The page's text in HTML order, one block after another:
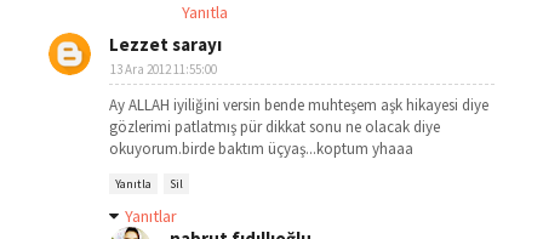
Yanıtla
Lezzet sarayı
13 Ara 2012 11:55:00
Ay ALLAH iyiliğini versin bende muhteşem aşk hikayesi diye
gözlerimi patlatmış pür dikkat sonu ne olacak diye
okuyorum.birde baktım üçyaş...koptum yhaaa
Yanıtla Sil
Yanıtlar